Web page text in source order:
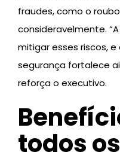
fraudes, como o
consideravelmente.
mitigar esses riscos,
segurança fortalece
reforça o executivo.
todos os